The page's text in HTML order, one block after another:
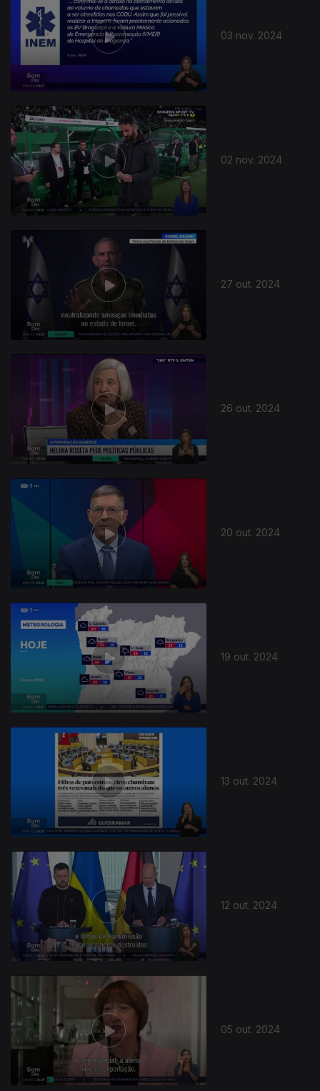
03 nov. 2024
02 nov. 2024
27 out. 2024
26 out. 2024
20 out. 2024
19 out. 2024
13 out. 2024
12 out. 2024
05 out. 2024